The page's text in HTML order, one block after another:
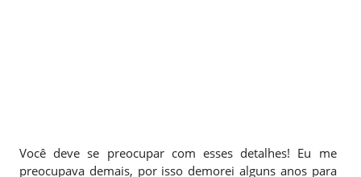
Você deve se preocupar com esses detalhes! Eu me
preocupava demais, por isso demorei alguns anos para